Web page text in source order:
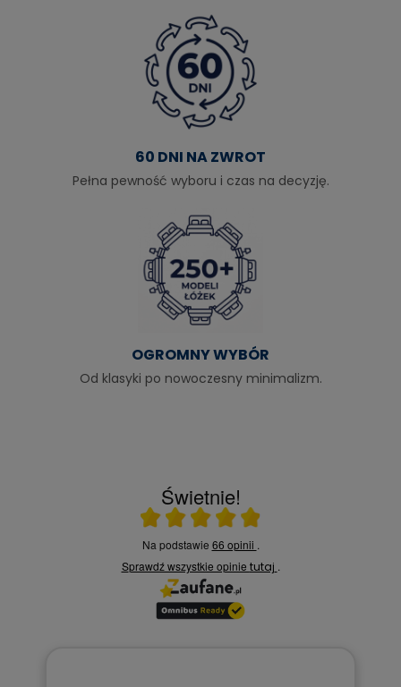
60 DNI NA ZWROT
Pełna pewność wyboru i czas na decyzję.
OGROMNY WYBÓR
Od klasyki po nowoczesny minimalizm.
Świetnie!
Ocena średnia 4.9 na 5
Na podstawie 66 opinii .
Sprawdź wszystkie opinie tutaj .